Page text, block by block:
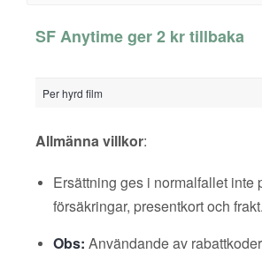
SF Anytime ger 2 kr tillbaka
Per hyrd film
Allmänna villkor:
Ersättning ges i normalfallet inte
försäkringar, presentkort och frakt.
Obs: Användande av